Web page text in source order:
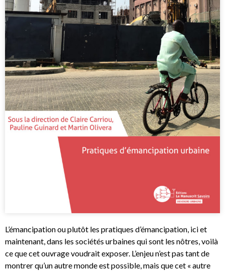
L’émancipation ou plutôt les pratiques d’émancipation, ici et
maintenant, dans les sociétés urbaines qui sont les nôtres, voilà
ce que cet ouvrage voudrait exposer. L’enjeu n’est pas tant de
montrer qu’un autre monde est possible, mais que cet « autre